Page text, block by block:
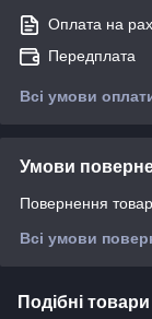
Оплата на
Передплата
Всі умови
Умови
Повернення
Всі умови
Подібні